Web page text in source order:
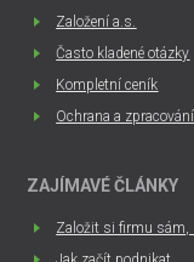
Založení a.s.
Často kladené otázky
Kompletní ceník
Ochrana a
ZAJÍMAVÉ ČLÁNKY
Založit si firmu sám,